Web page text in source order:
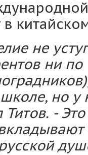
не
ни по
но у
Титов. -